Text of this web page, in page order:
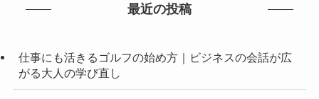
最近の投稿
仕事にも活きるゴルフの始め方｜ビジネスの会話が広
がる大人の学び直し